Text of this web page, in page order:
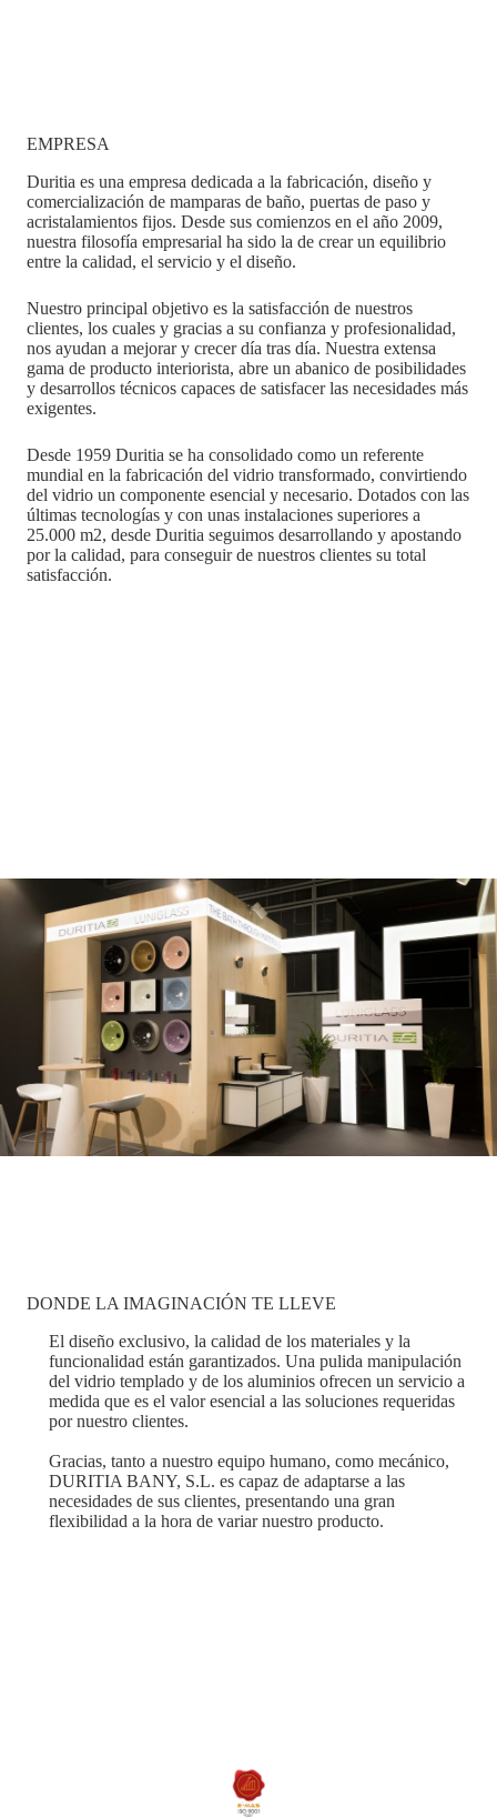
EMPRESA
Duritia es una empresa dedicada a la fabricación, diseño y
comercialización de mamparas de baño, puertas de paso y
acristalamientos fijos. Desde sus comienzos en el año 2009,
nuestra filosofía empresarial ha sido la de crear un equilibrio
entre la calidad, el servicio y el diseño.
Nuestro principal objetivo es la satisfacción de nuestros
clientes, los cuales y gracias a su confianza y profesionalidad,
nos ayudan a mejorar y crecer día tras día. Nuestra extensa
gama de producto interiorista, abre un abanico de posibilidades
y desarrollos técnicos capaces de satisfacer las necesidades más
exigentes.
Desde 1959 Duritia se ha consolidado como un referente
mundial en la fabricación del vidrio transformado, convirtiendo
del vidrio un componente esencial y necesario. Dotados con las
últimas tecnologías y con unas instalaciones superiores a
25.000 m2, desde Duritia seguimos desarrollando y apostando
por la calidad, para conseguir de nuestros clientes su total
satisfacción.
DONDE LA IMAGINACIÓN TE LLEVE
El diseño exclusivo, la calidad de los materiales y la
funcionalidad están garantizados. Una pulida manipulación
del vidrio templado y de los aluminios ofrecen un servicio a
medida que es el valor esencial a las soluciones requeridas
por nuestro clientes.
Gracias, tanto a nuestro equipo humano, como mecánico,
DURITIA BANY, S.L. es capaz de adaptarse a las
necesidades de sus clientes, presentando una gran
flexibilidad a la hora de variar nuestro producto.